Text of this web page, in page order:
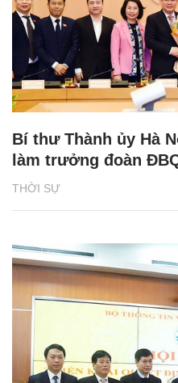
THỜI SỰ
Bí thư Thành ủy Hà
làm trưởng đoàn